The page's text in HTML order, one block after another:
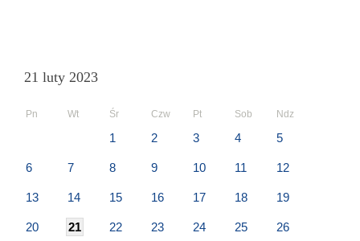
21 luty 2023
Pn Wt Śr Czw Pt Sob Ndz
1 2 3 4 5
6 7 8 9 10 11 12
13 14 15 16 17 18 19
20 21 22 23 24 25 26